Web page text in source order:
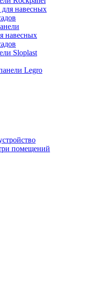
навесных
навесных
Sloplast
Legro
помещений